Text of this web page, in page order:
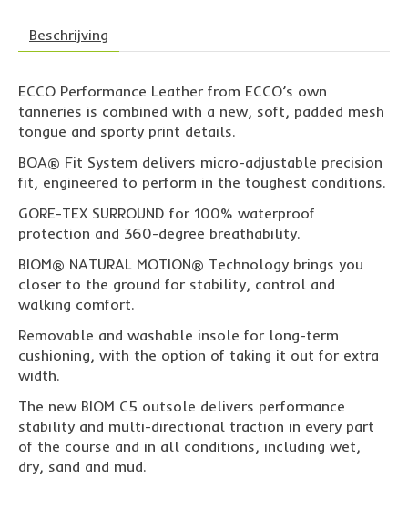
Beschrijving
ECCO Performance Leather from ECCO’s own
tanneries is combined with a new, soft, padded mesh
tongue and sporty print details.
BOA® Fit System delivers micro-adjustable precision
fit, engineered to perform in the toughest conditions.
GORE-TEX SURROUND for 100% waterproof
protection and 360-degree breathability.
BIOM® NATURAL MOTION® Technology brings you
closer to the ground for stability, control and
walking comfort.
Removable and washable insole for long-term
cushioning, with the option of taking it out for extra
width.
The new BIOM C5 outsole delivers performance
stability and multi-directional traction in every part
of the course and in all conditions, including wet,
dry, sand and mud.